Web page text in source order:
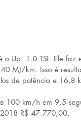
o Up! 1.0 TSI. Ele
MJ/km. Isso é
de potência e 16,8
100 km/h em 9,5
R$ 47.770,00.